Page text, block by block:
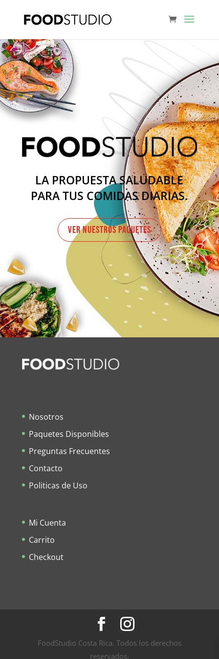
LA PROPUESTA SALUDABLE
PARA TUS COMIDAS DIARIAS.
VER NUESTROS PAQUETES
Nosotros
Paquetes Disponibles
Preguntas Frecuentes
Contacto
Politicas de Uso
Mi Cuenta
Carrito
Checkout
FoodStudio Costa Rica. Todos los derechos
reservados.